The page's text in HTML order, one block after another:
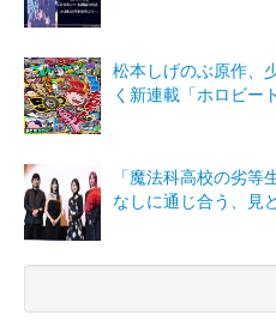
松本しげのぶ原作、
く新連載「ホロビー
「魔法科高校の劣
なしに通じ合う、見